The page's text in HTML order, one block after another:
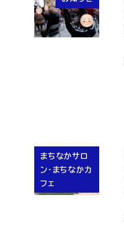
まちなかサロ
ン・まちなかカ
フェ